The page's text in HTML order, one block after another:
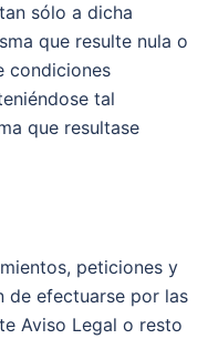
sólo a dicha
que resulte nula o
condiciones
tal
que resultase
peticiones y
de efectuarse por las
Aviso Legal o resto